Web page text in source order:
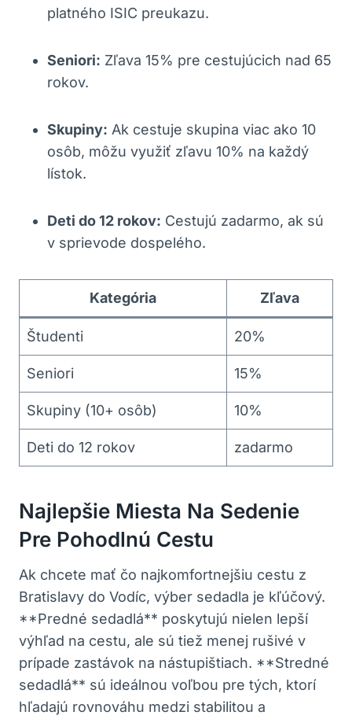
platného ISIC preukazu.
Seniori: Zľava 15% pre cestujúcich nad 65
rokov.
Skupiny: Ak cestuje skupina viac ako 10
osôb, môžu využiť zľavu 10% na každý
lístok.
Deti do 12 rokov: Cestujú zadarmo, ak sú
v sprievode dospelého.
Kategória Zľava
Študenti 20%
Seniori 15%
Skupiny (10+ osôb) 10%
Deti do 12 rokov zadarmo
Najlepšie Miesta Na Sedenie
Pre Pohodlnú Cestu
Ak chcete mať čo najkomfortnejšiu cestu z
Bratislavy do Vodíc, výber sedadla je kľúčový.
**Predné sedadlá** poskytujú nielen lepší
výhľad na cestu, ale sú tiež menej rušivé v
prípade zastávok na nástupištiach. **Stredné
sedadlá** sú ideálnou voľbou pre tých, ktorí
hľadajú rovnováhu medzi stabilitou a